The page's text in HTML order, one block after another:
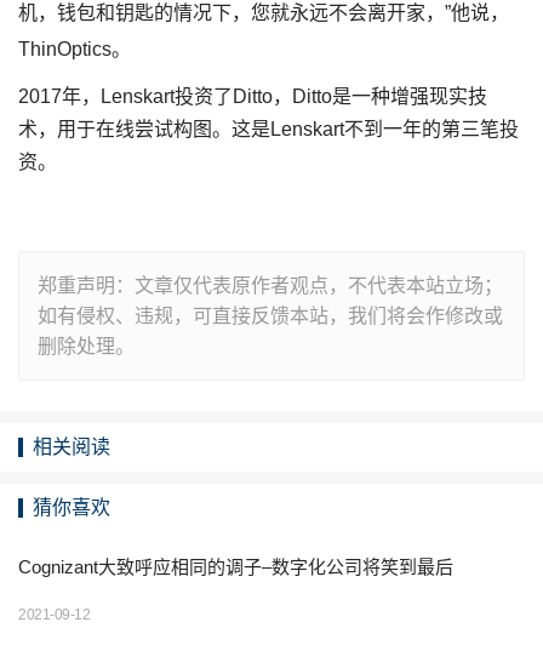
机，钱包和钥匙的情况下，您就永远不会离开家，”他说，
ThinOptics。
2017年，Lenskart投资了Ditto，Ditto是一种增强现实技
术，用于在线尝试构图。这是Lenskart不到一年的第三笔投
资。
郑重声明：文章仅代表原作者观点，不代表本站立场；
如有侵权、违规，可直接反馈本站，我们将会作修改或
删除处理。
相关阅读
猜你喜欢
Cognizant大致呼应相同的调子–数字化公司将笑到最后
2021-09-12